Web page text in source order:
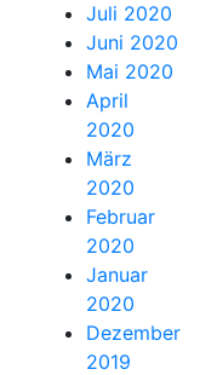
Juli 2020
Juni 2020
Mai 2020
April
2020
März
2020
Februar
2020
Januar
2020
Dezember
2019